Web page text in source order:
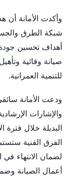
وأكدت الأمانة أن
شبكة الطرق
أهداف تحسين
صيانة وقائية
للتنمية العمرانية.
ودعت الأمانة
والإشارات
البديلة خلال فترة
الفرق الفنية
لضمان الانتهاء
أعمال الصيانة